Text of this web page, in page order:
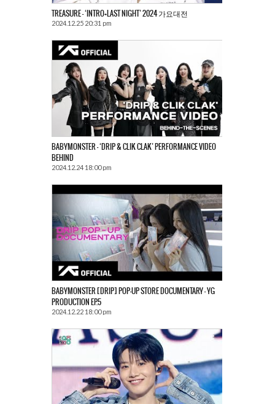
TREASURE – ‘INTRO+LAST NIGHT’ 2024 가요대전
2024.12.25 20:31 pm
BABYMONSTER – ‘DRIP & CLIK CLAK’ PERFORMANCE VIDEO
BEHIND
2024.12.24 18:00 pm
BABYMONSTER [DRIP] POP-UP STORE DOCUMENTARY – YG
PRODUCTION EP.5
2024.12.22 18:00 pm